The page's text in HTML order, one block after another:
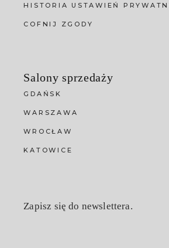
HISTORIA USTAWIEŃ
COFNIJ ZGODY
Salony sprzedaży
GDAŃSK
WARSZAWA
WROCŁAW
KATOWICE
Zapisz się do newslettera.